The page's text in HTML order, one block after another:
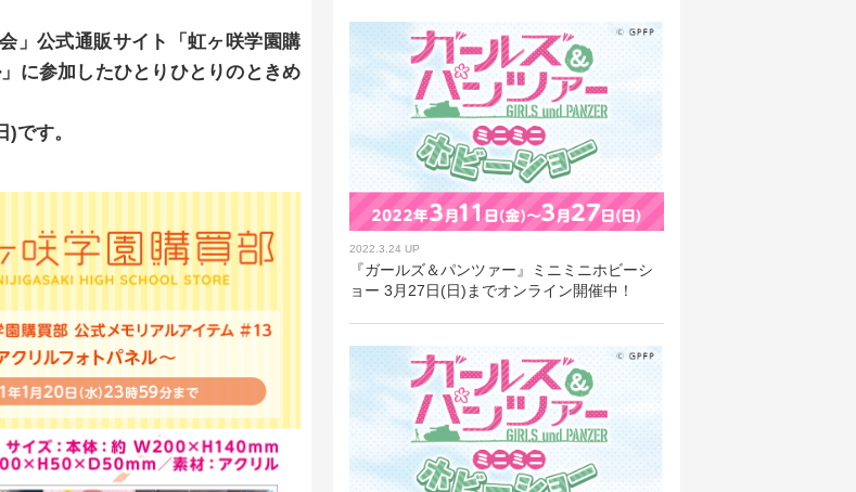
」公式通販サイト「虹ヶ咲学園購
に参加したひとりひとりのときめ
です。
2022.3.24 UP
『ガールズ＆パンツァー』ミニミニホビーシ
ョー 3月27日(日)までオンライン開催中！